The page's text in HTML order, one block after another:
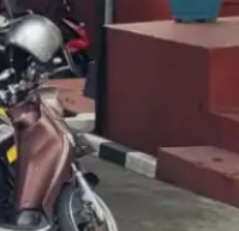
serta Monev
Pengadilan
Hukum PTA
Agustus